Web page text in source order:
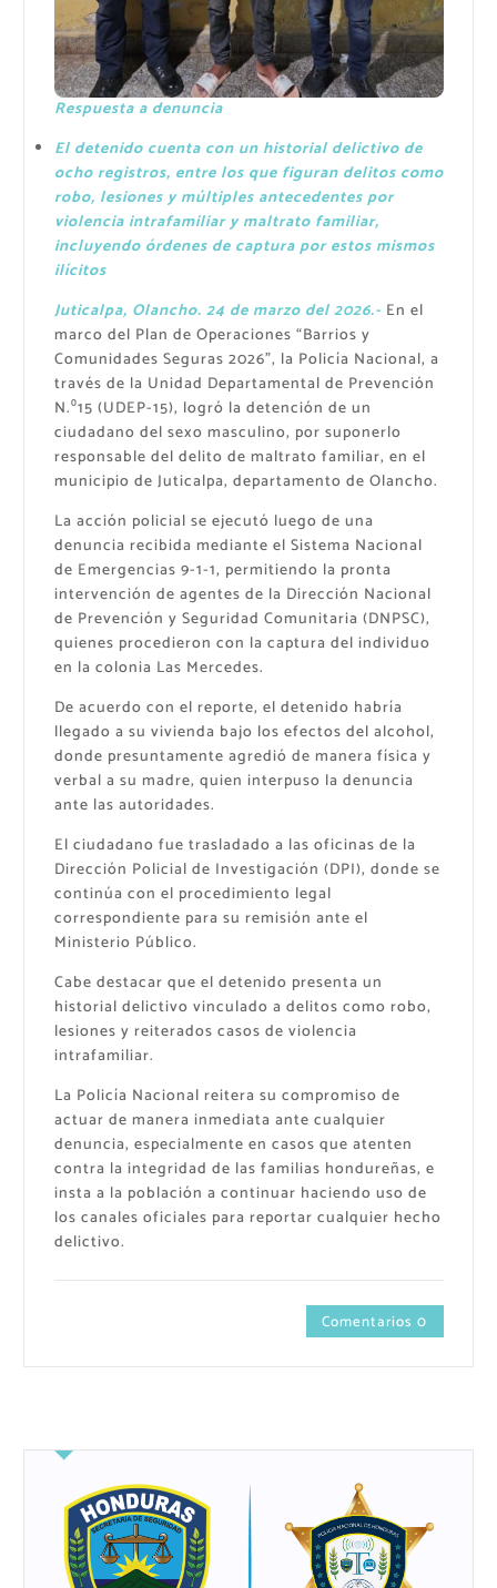
Respuesta a denuncia
El detenido cuenta con un historial delictivo de
ocho registros, entre los que figuran delitos como
robo, lesiones y múltiples antecedentes por
violencia intrafamiliar y maltrato familiar,
incluyendo órdenes de captura por estos mismos
ilícitos
Juticalpa, Olancho. 24 de marzo del 2026.- En el
marco del Plan de Operaciones “Barrios y
Comunidades Seguras 2026”, la Policía Nacional, a
través de la Unidad Departamental de Prevención
N.⁰15 (UDEP-15), logró la detención de un
ciudadano del sexo masculino, por suponerlo
responsable del delito de maltrato familiar, en el
municipio de Juticalpa, departamento de Olancho.
La acción policial se ejecutó luego de una
denuncia recibida mediante el Sistema Nacional
de Emergencias 9-1-1, permitiendo la pronta
intervención de agentes de la Dirección Nacional
de Prevención y Seguridad Comunitaria (DNPSC),
quienes procedieron con la captura del individuo
en la colonia Las Mercedes.
De acuerdo con el reporte, el detenido habría
llegado a su vivienda bajo los efectos del alcohol,
donde presuntamente agredió de manera física y
verbal a su madre, quien interpuso la denuncia
ante las autoridades.
El ciudadano fue trasladado a las oficinas de la
Dirección Policial de Investigación (DPI), donde se
continúa con el procedimiento legal
correspondiente para su remisión ante el
Ministerio Público.
Cabe destacar que el detenido presenta un
historial delictivo vinculado a delitos como robo,
lesiones y reiterados casos de violencia
intrafamiliar.
La Policía Nacional reitera su compromiso de
actuar de manera inmediata ante cualquier
denuncia, especialmente en casos que atenten
contra la integridad de las familias hondureñas, e
insta a la población a continuar haciendo uso de
los canales oficiales para reportar cualquier hecho
delictivo.
Comentarios 0